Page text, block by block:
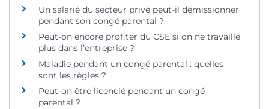
Un salarié du secteur privé peut-il démissionner
pendant son congé parental ?
Peut-on encore profiter du CSE si on ne travaille
plus dans l’entreprise ?
Maladie pendant un congé parental : quelles
sont les règles ?
Peut-on être licencié pendant un congé
parental ?